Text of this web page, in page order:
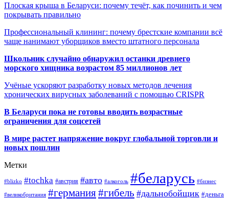
Плоская крыша в Беларуси: почему течёт, как починить и чем
покрывать правильно
Профессиональный клининг: почему брестские компании всё
чаще нанимают уборщиков вместо штатного персонала
Школьник случайно обнаружил останки древнего
морского хищника возрастом 85 миллионов лет
Учёные ускоряют разработку новых методов лечения
хронических вирусных заболеваний с помощью CRISPR
В Беларуси пока не готовы вводить возрастные
ограничения для соцсетей
В мире растет напряжение вокруг глобальной торговли и
новых пошлин
Метки
#blizko #tochka #австрия #авто #алкоголь #беларусь #бизнес
#великобритания #германия#гибель #дальнобойщик #деньга